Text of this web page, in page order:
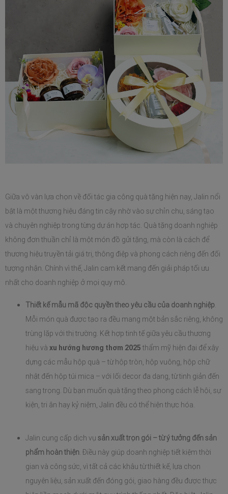
Giữa vô vàn lựa chọn về đối tác gia công quà tặng hiện nay, Jalin nổi
bật là một thương hiệu đáng tin cậy nhờ vào sự chỉn chu, sáng tạo
và chuyên nghiệp trong từng dự án hợp tác. Quà tặng doanh nghiệp
không đơn thuần chỉ là một món đồ gửi tặng, mà còn là cách để
thương hiệu truyền tải giá trị, thông điệp và phong cách riêng đến đối
tượng nhận. Chính vì thế, Jalin cam kết mang đến giải pháp tối ưu
nhất cho doanh nghiệp ở mọi quy mô.
Thiết kế mẫu mã độc quyền theo yêu cầu của doanh nghiệp
Mỗi món quà được tạo ra đều mang một bản sắc riêng, không
trùng lặp với thị trường. Kết hợp tinh tế giữa yêu cầu thương
hiệu và xu hướng hương thơm 2025 thẩm mỹ hiện đại để xây
dựng các mẫu hộp quà – từ hộp tròn, hộp vuông, hộp chữ
nhật đến hộp túi mica – với lối decor đa dạng, từ tinh giản đến
sang trọng. Dù bạn muốn quà tặng theo phong cách lễ hội, sự
kiện, tri ân hay kỷ niệm, Jalin đều có thể hiện thực hóa.
Jalin cung cấp dịch vụ sản xuất trọn gói – từ ý tưởng đến sản
phẩm hoàn thiện . Điều này giúp doanh nghiệp tiết kiệm thời
gian và công sức, vì tất cả các khâu từ thiết kế, lựa chọn
nguyên liệu, sản xuất đến đóng gói, giao hàng đều được thực